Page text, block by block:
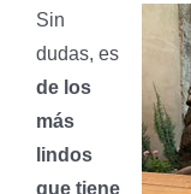
Sin
dudas, es
de los
más
lindos
que tiene